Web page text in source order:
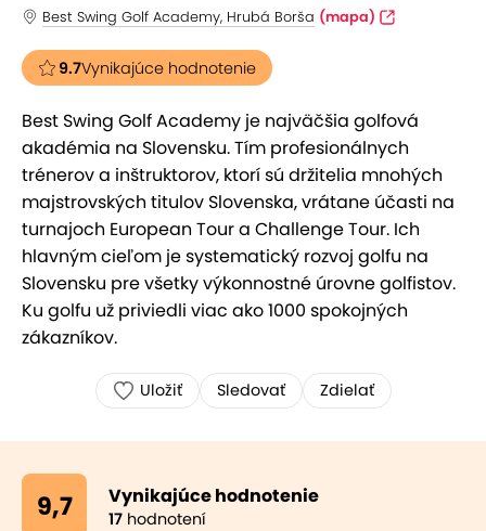
Best Swing Golf Academy, Hrubá Borša (mapa)
9.7Vynikajúce hodnotenie
Best Swing Golf Academy je najväčšia golfová
akadémia na Slovensku. Tím profesionálnych
trénerov a inštruktorov, ktorí sú držitelia mnohých
majstrovských titulov Slovenska, vrátane účasti na
turnajoch European Tour a Challenge Tour. Ich
hlavným cieľom je systematický rozvoj golfu na
Slovensku pre všetky výkonnostné úrovne golfistov.
Ku golfu už priviedli viac ako 1000 spokojných
zákazníkov.
Uložiť Sledovať Zdielať
9,7 Vynikajúce hodnotenie
17 hodnotení